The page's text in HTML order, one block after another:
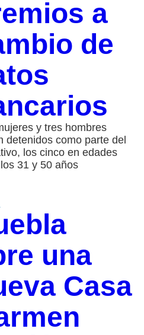
a
de
y tres hombres
detenidos como parte del
los cinco en edades
31 y 50 años
una
Casa